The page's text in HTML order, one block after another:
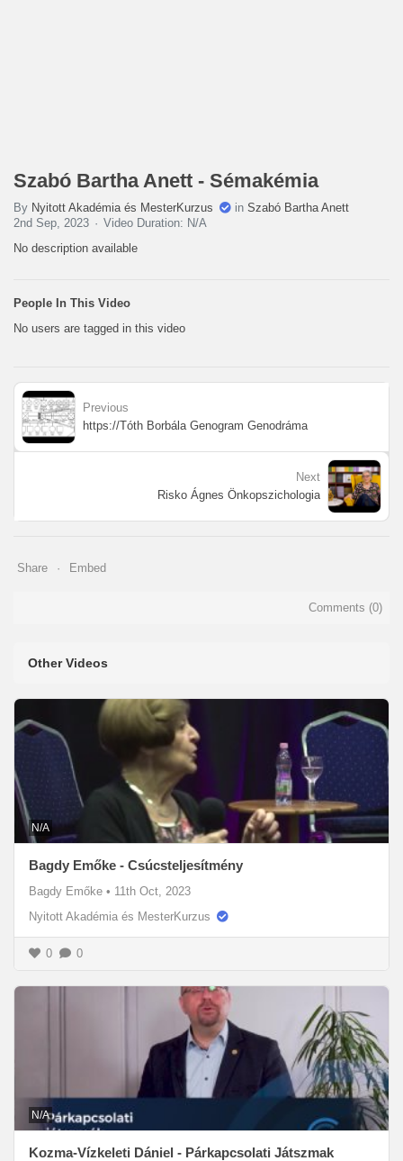
Szabó Bartha Anett - Sémakémia
By Nyitott Akadémia és MesterKurzus in Szabó Bartha Anett
2nd Sep, 2023
Video Duration: N/A
No description available
People In This Video
No users are tagged in this video
Previous
https://Tóth Borbála Genogram Genodráma
Next
Risko Ágnes Önkopszichologia
Share Embed
Comments (0)
Other Videos
N/A
Bagdy Emőke - Csúcsteljesítmény
Bagdy Emőke • 11th Oct, 2023
Nyitott Akadémia és MesterKurzus
0 0
N/A
Kozma-Vízkeleti Dániel - Párkapcsolati Játszmak